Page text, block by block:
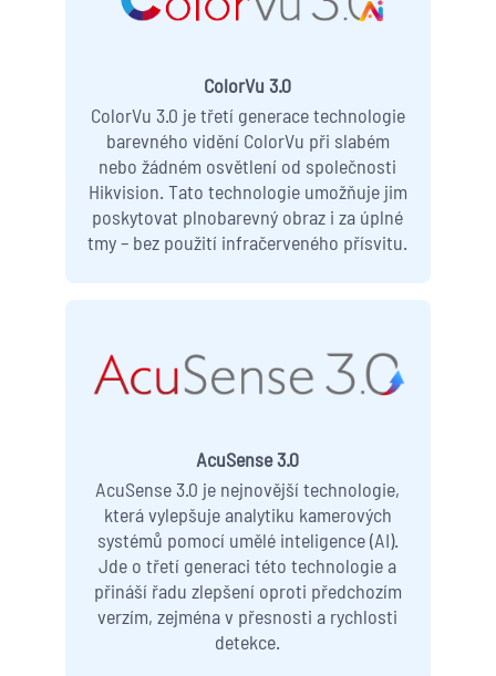
ColorVu 3.0
ColorVu 3.0 je třetí generace technologie
barevného vidění ColorVu při slabém
nebo žádném osvětlení od společnosti
Hikvision. Tato technologie umožňuje jim
poskytovat plnobarevný obraz i za úplné
tmy – bez použití infračerveného přísvitu.
AcuSense 3.0
AcuSense 3.0 je nejnovější technologie,
která vylepšuje analytiku kamerových
systémů pomocí umělé inteligence (AI).
Jde o třetí generaci této technologie a
přináší řadu zlepšení oproti předchozím
verzím, zejména v přesnosti a rychlosti
detekce.